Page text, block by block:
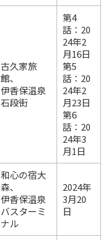
古久家旅
館、
伊香保温泉
石段街
第4
話：20
24年2
月16日
第5
話：20
24年2
月23日
第6
話：20
24年3
月1日
和心の宿大
森、
伊香保温泉
バスターミ
ナル
2024年
3月20
日